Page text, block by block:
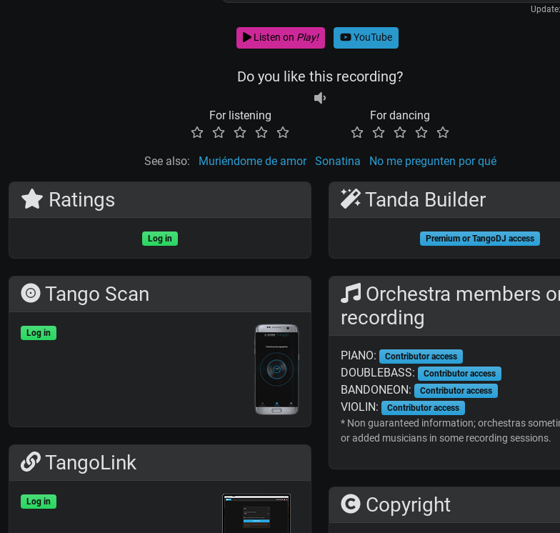
Listen on Play! YouTube
Do you like this recording?
For listening For dancing
See also: Muriéndome de amor Sonatina No me pregunten por qué
Ratings
Log in
Tango Scan
Log in
TangoLink
Log in
Tanda Builder
Premium or TangoDJ access
Orchestra members
recording
PIANO: Contributor access
DOUBLEBASS: Contributor access
BANDONEON: Contributor access
VIOLIN: Contributor access
* Non guaranteed information; orchestras
or added musicians in some recording sessions.
Copyright